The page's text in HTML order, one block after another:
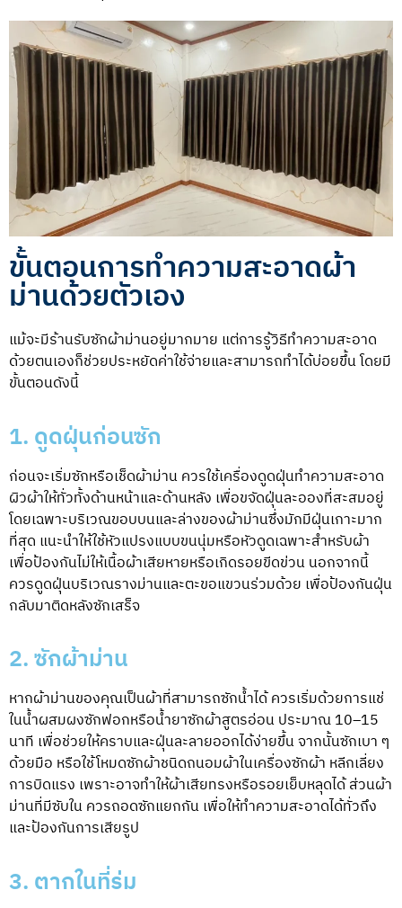
ขั้นตอนการทำความสะอาดผ้า
ม่านด้วยตัวเอง
แม้จะมีร้านรับซักผ้าม่านอยู่มากมาย แต่การรู้วิธีทำความสะอาด
ด้วยตนเองก็ช่วยประหยัดค่าใช้จ่ายและสามารถทำได้บ่อยขึ้น โดยมี
ขั้นตอนดังนี้
1. ดูดฝุ่นก่อนซัก
ก่อนจะเริ่มซักหรือเช็ดผ้าม่าน ควรใช้เครื่องดูดฝุ่นทำความสะอาด
ผิวผ้าให้ทั่วทั้งด้านหน้าและด้านหลัง เพื่อขจัดฝุ่นละอองที่สะสมอยู่
โดยเฉพาะบริเวณขอบบนและล่างของผ้าม่านซึ่งมักมีฝุ่นเกาะมาก
ที่สุด แนะนำให้ใช้หัวแปรงแบบขนนุ่มหรือหัวดูดเฉพาะสำหรับผ้า
เพื่อป้องกันไม่ให้เนื้อผ้าเสียหายหรือเกิดรอยขีดข่วน นอกจากนี้
ควรดูดฝุ่นบริเวณรางม่านและตะขอแขวนร่วมด้วย เพื่อป้องกันฝุ่น
กลับมาติดหลังซักเสร็จ
2. ซักผ้าม่าน
หากผ้าม่านของคุณเป็นผ้าที่สามารถซักน้ำได้ ควรเริ่มด้วยการแช่
ในน้ำผสมผงซักฟอกหรือน้ำยาซักผ้าสูตรอ่อน ประมาณ 10–15
นาที เพื่อช่วยให้คราบและฝุ่นละลายออกได้ง่ายขึ้น จากนั้นซักเบา ๆ
ด้วยมือ หรือใช้โหมดซักผ้าชนิดถนอมผ้าในเครื่องซักผ้า หลีกเลี่ยง
การบิดแรง เพราะอาจทำให้ผ้าเสียทรงหรือรอยเย็บหลุดได้ ส่วนผ้า
ม่านที่มีซับใน ควรถอดซักแยกกัน เพื่อให้ทำความสะอาดได้ทั่วถึง
และป้องกันการเสียรูป
3. ตากในที่ร่ม